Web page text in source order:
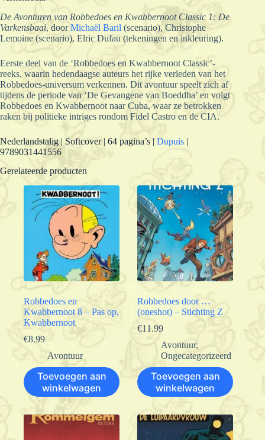
De Avonturen van Robbedoes en Kwabbernoot Classic 1: De
Varkensbaai, doorMichaël Baril (scenario), Christophe
Lemoine (scenario), Elric Dufau (tekeningen en inkleuring).
Eerste deel van de ‘Robbedoes en Kwabbernoot Classic’-
reeks, waarin hedendaagse auteurs het rijke verleden van het
Robbedoes-universum verkennen. Dit avontuur speelt zich af
tijdens de periode van ‘De Gevangene van Boeddha’ en volgt
Robbedoes en Kwabbernoot naar Cuba, waar ze betrokken
raken bij politieke intriges rondom Fidel Castro en de CIA.
Nederlandstalig | Softcover | 64 pagina’s | Dupuis |
9789031441556
Gerelateerde producten
Robbedoes en
Kwabbernoot 8 – Pas op,
Kwabbernoot
€8.99
Avontuur
Toevoegen aan
winkelwagen
Robbedoes door …
(oneshot) – Stichting Z
€11.99
Avontuur,
Ongecategorizeerd
Toevoegen aan
winkelwagen